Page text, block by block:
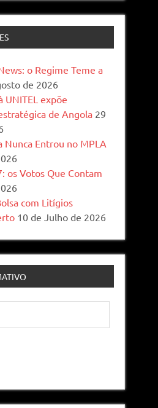
o Regime Teme a
de 2026
UNITEL expõe
de Angola 29
Nunca Entrou no MPLA
os Votos Que Contam
com Litígios
10 de Julho de 2026